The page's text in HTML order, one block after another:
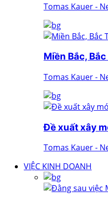
Tomas Kauer -
Miền Bắc,
Tomas Kauer -
Đề xuất xây
Tomas Kauer -
VIỆC KINH DOANH